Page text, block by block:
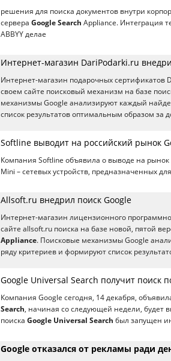
решения для поиска документов внутри
сервера Google Search Appliance. Интеграция
ABBYY делае
Интернет-магазин DariPodarki.ru
Интернет-магазин подарочных сертификатов
своем сайте поисковый механизм на базе
механизмы Google анализируют каждый
список результатов оптимальным образом за
Softline выводит на российский рынок
Компания Softline объявила о выводе на рынок
Mini – сетевых устройств, предназначенных
Allsoft.ru внедрил поиск Google
Интернет-магазин лицензионного
сайте allsoft.ru поиска на базе новой, пятой
Appliance. Поисковые механизмы Google
ряду критериев и формируют список
Google Universal Search получит поиск
Компания Google сегодня, 14 декабря,
Search, начиная со следующей недели, будет
поиска Google Universal Search был запущен
Google отказался от рекламы ради